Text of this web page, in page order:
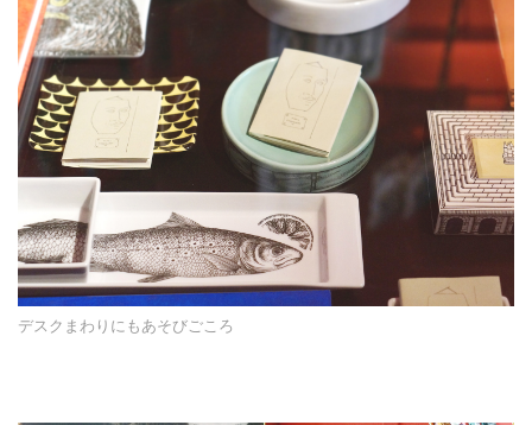
デスクまわりにもあそびごころ